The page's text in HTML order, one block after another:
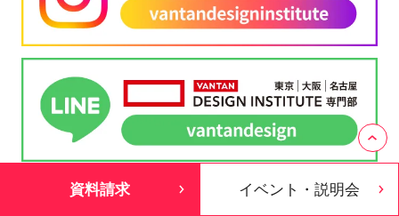
資料請求 イベント・説明会